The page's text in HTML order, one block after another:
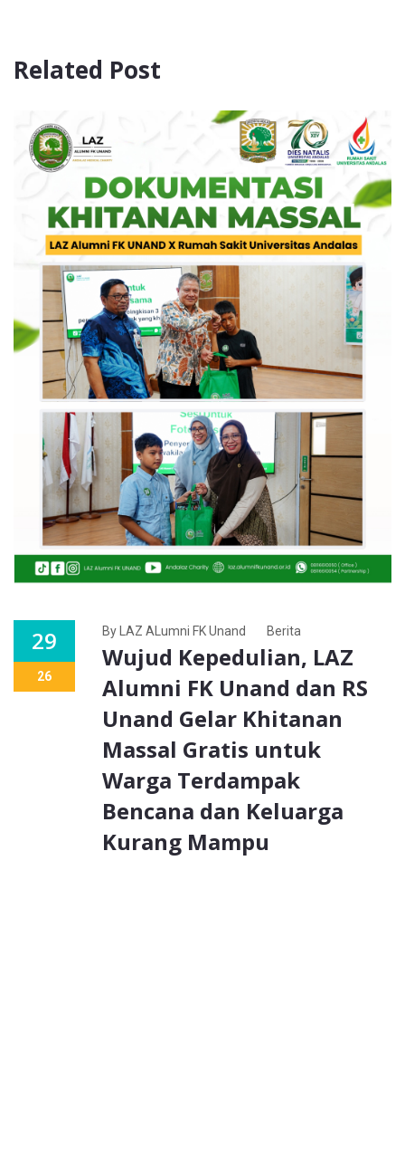
Related Post
29
26
By LAZ ALumni FK Unand Berita
Wujud Kepedulian, LAZ
Alumni FK Unand dan RS
Unand Gelar Khitanan
Massal Gratis untuk
Warga Terdampak
Bencana dan Keluarga
Kurang Mampu